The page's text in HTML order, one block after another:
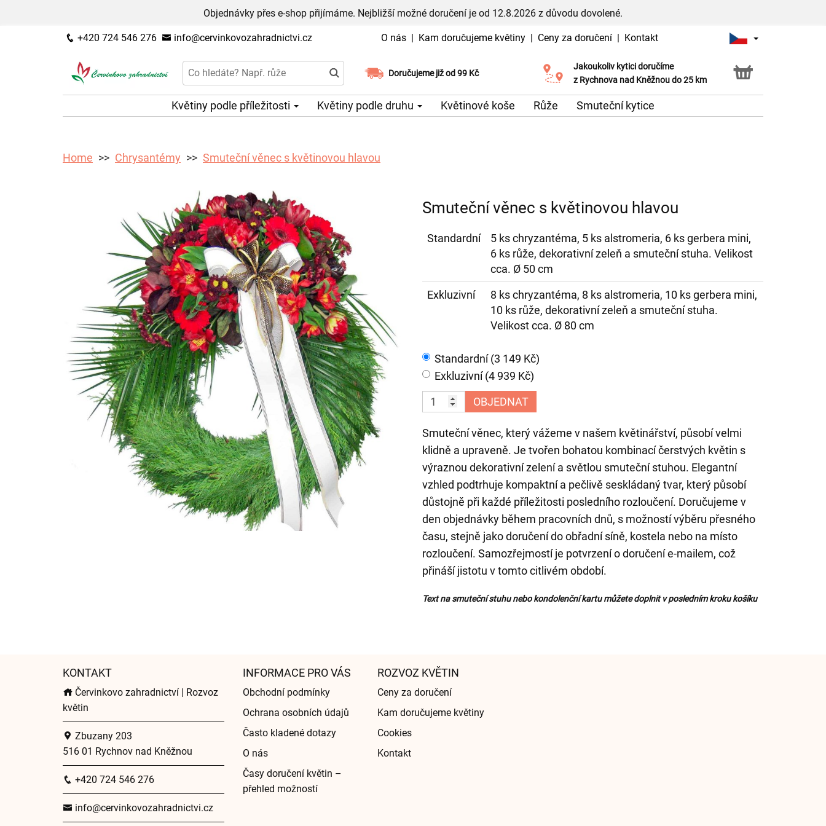
Objednávky přes e-shop přijímáme. Nejbližší možné doručení je od 12.8.2026 z důvodu dovolené.
+420 724 546 276 info@cervinkovozahradnictvi.cz O nás | Kam doručujeme květiny | Ceny za doručení | Kontakt
Doručujeme již od 99 Kč
Možný výběr času a dne doručení
Jakoukoliv kytici doručíme
z Rychnova nad Kněžnou do 25 km
Možnost vyzvednout v naší květince
Květiny podle příležitosti Květiny podle druhu Květinové koše Růže Smuteční kytice
Home Chrysantémy Smuteční věnec s květinovou hlavou
Smuteční věnec s květinovou hlavou
Standardní
5 ks chryzantéma, 5 ks alstromeria, 6 ks gerbera mini,
6 ks růže, dekorativní zeleň a smuteční stuha. Velikost
cca. Ø 50 cm
Exkluzivní
8 ks chryzantéma, 8 ks alstromeria, 10 ks gerbera mini,
10 ks růže, dekorativní zeleň a smuteční stuha.
Velikost cca. Ø 80 cm
Standardní (3 149 Kč)
Exkluzivní (4 939 Kč)
OBJEDNAT
Smuteční věnec, který vážeme v našem květinářství, působí velmi
klidně a upraveně. Je tvořen bohatou kombinací čerstvých květin s
výraznou dekorativní zelení a světlou smuteční stuhou. Elegantní
vzhled podtrhuje kompaktní a pečlivě seskládaný tvar, který působí
důstojně při každé příležitosti posledního rozloučení. Doručujeme v
den objednávky během pracovních dnů, s možností výběru přesného
času, stejně jako doručení do obřadní síně, kostela nebo na místo
rozloučení. Samozřejmostí je potvrzení o doručení e-mailem, což
přináší jistotu v tomto citlivém období.
Text na smuteční stuhu nebo kondolenční kartu můžete doplnit v posledním kroku košíku
KONTAKT
Červinkovo zahradnictví | Rozvoz
květin
Zbuzany 203
516 01 Rychnov nad Kněžnou
+420 724 546 276
info@cervinkovozahradnictvi.cz
INFORMACE PRO VÁS
Obchodní podmínky
Ochrana osobních údajů
Často kladené dotazy
O nás
Časy doručení květin –
přehled možností
ROZVOZ KVĚTIN
Ceny za doručení
Kam doručujeme květiny
Cookies
Kontakt